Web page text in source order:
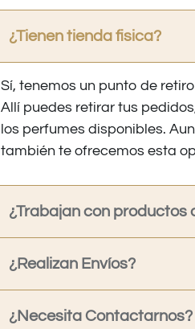
¿Tienen tienda fisica?
Sí, tenemos un punto de
Allí puedes retirar tus
los perfumes disponibles.
también te ofrecemos esta
¿Trabajan con productos
¿Realizan Envíos?
¿Necesita Contactarnos?